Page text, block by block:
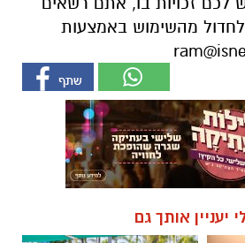
לחדול מהשימוש באמצעות
יעניין אותך גם